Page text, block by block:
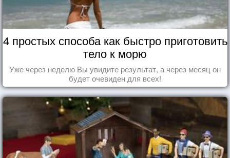
4 простых способа как быстро приготовить
тело к морю
Уже через неделю Вы увидите результат, а через месяц он
будет очевиден для всех!